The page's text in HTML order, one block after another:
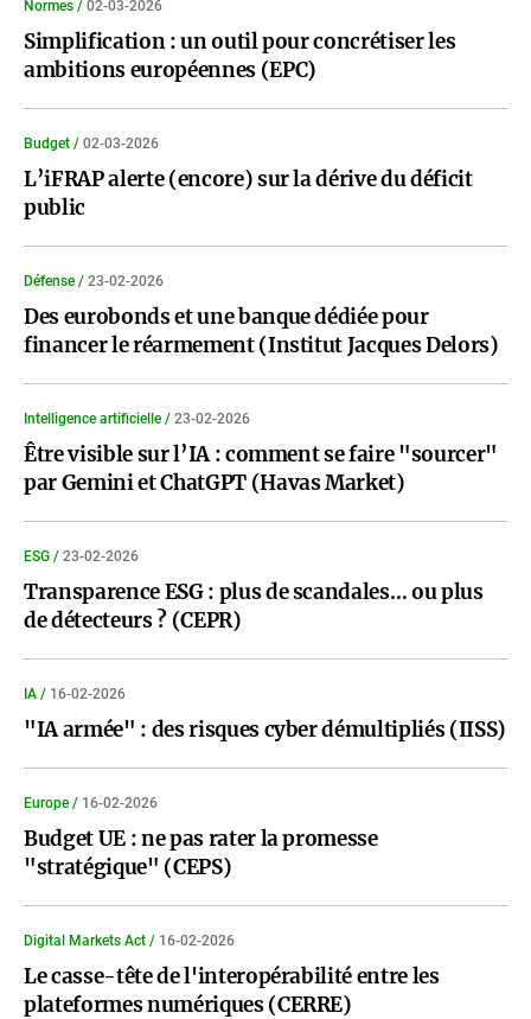
Normes / 02-03-2026
Simplification : un outil pour concrétiser les
ambitions européennes (EPC)
Budget / 02-03-2026
L’iFRAP alerte (encore) sur la dérive du déficit
public
Défense / 23-02-2026
Des eurobonds et une banque dédiée pour
financer le réarmement (Institut Jacques Delors)
Intelligence artificielle / 23-02-2026
Être visible sur l’IA : comment se faire "sourcer"
par Gemini et ChatGPT (Havas Market)
ESG / 23-02-2026
Transparence ESG : plus de scandales… ou plus
de détecteurs ? (CEPR)
IA / 16-02-2026
"IA armée" : des risques cyber démultipliés (IISS)
Europe / 16-02-2026
Budget UE : ne pas rater la promesse
"stratégique" (CEPS)
Digital Markets Act / 16-02-2026
Le casse-tête de l'interopérabilité entre les
plateformes numériques (CERRE)